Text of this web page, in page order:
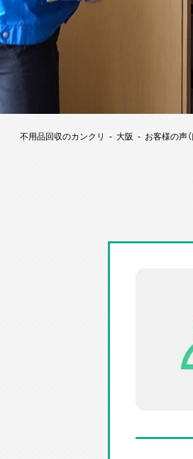
不用品回収のカンクリ 大阪 お客様の声（